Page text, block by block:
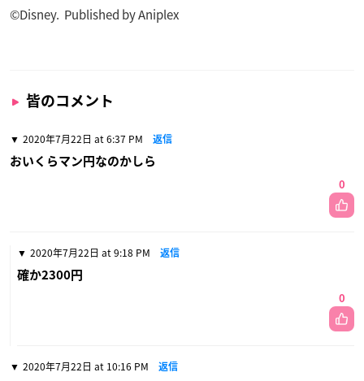
©Disney. Published by Aniplex
皆のコメント
2020年7月22日 at 6:37 PM 返信
おいくらマン円なのかしら
0
2020年7月22日 at 9:18 PM 返信
確か2300円
0
2020年7月22日 at 10:16 PM 返信